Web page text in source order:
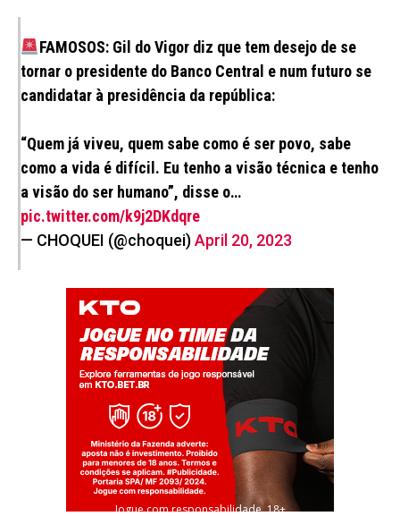
FAMOSOS: Gil do Vigor diz que tem desejo de se
tornar o presidente do Banco Central e num futuro se
candidatar à presidência da república:
“Quem já viveu, quem sabe como é ser povo, sabe
como a vida é difícil. Eu tenho a visão técnica e tenho
a visão do ser humano”, disse o…
pic.twitter.com/k9j2DKdqre
— CHOQUEI (@choquei)April 20, 2023
Jogue com responsabilidade. 18+